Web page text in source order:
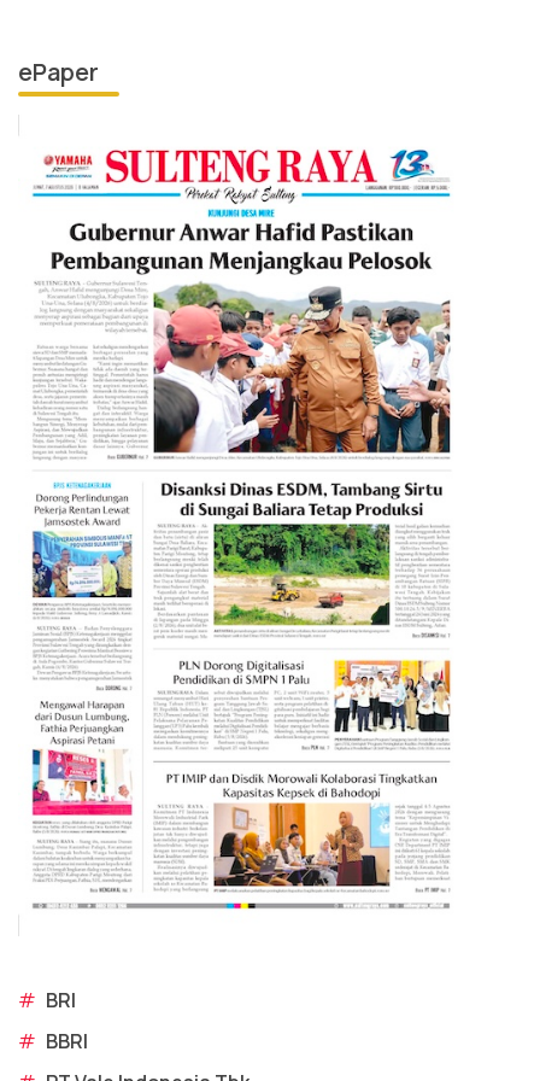
ePaper
# BRI
# BBRI